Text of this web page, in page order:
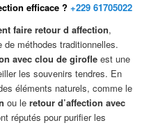
efficace ?+229 61705022
faire retour d affection,
de méthodes traditionnelles.
avec clou de girofle est une
les souvenirs tendres. En
éléments naturels, comme le
ou leretour d’affection avec
réputés pour purifier les